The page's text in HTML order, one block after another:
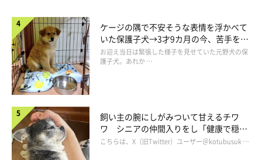
お茶子ちゃんはどんなコ？
ケージの隅で不安そうな表情を浮かべて
いた保護子犬→3才9カ月の今、苦手を克
服し頼もしいコに成長！
お迎え当日は緊張した様子を見せていた元野犬の保
護子犬。あれか …
飼い主の腕にしがみついて甘えるチワ
ワ シニアの仲間入りをし「健康で穏や
かな暮らしが続いてほしい」と願う
こちらは、X（旧Twitter）ユーザー＠kotubusuk …